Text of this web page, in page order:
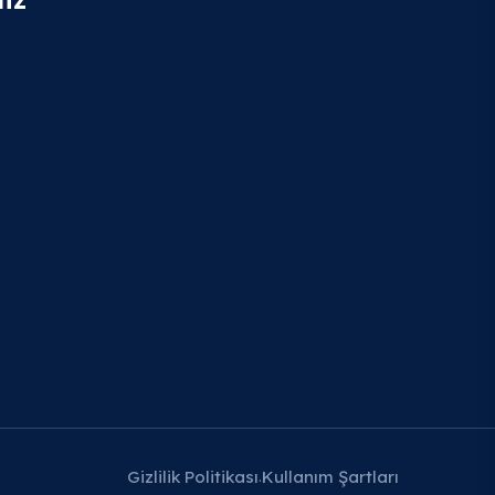
Gizlilik Politikası Kullanım Şartları